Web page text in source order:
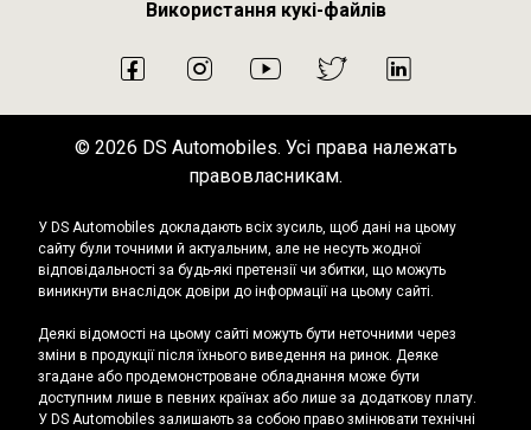
Використання кукі-файлів
2026 DS Automobiles. Усі права належать
правовласникам.
У DS Automobiles докладають всіх зусиль, щоб дані на цьому
сайту були точними й актуальним, але не несуть жодної
відповідальності за будь-які претензії чи збитки, що можуть
виникнути внаслідок довіри до інформації на цьому сайті.
Деякі відомості на цьому сайті можуть бути неточними через
зміни в продукції після їхнього виведення на ринок. Деяке
згадане або продемонстроване обладнання може бути
доступним лише в певних країнах або лише за додаткову плату.
У DS Automobiles залишають за собою право змінювати технічні